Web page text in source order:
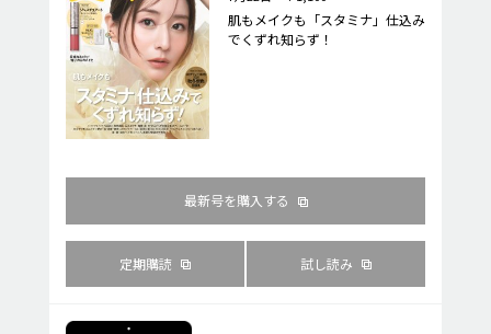
肌もメイクも「スタミナ」仕込み
でくずれ知らず！
最新号を購入する
定期購読 試し読み